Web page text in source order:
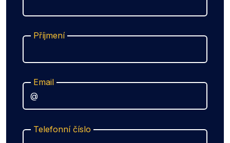
Příjmení
Email
Telefonní číslo